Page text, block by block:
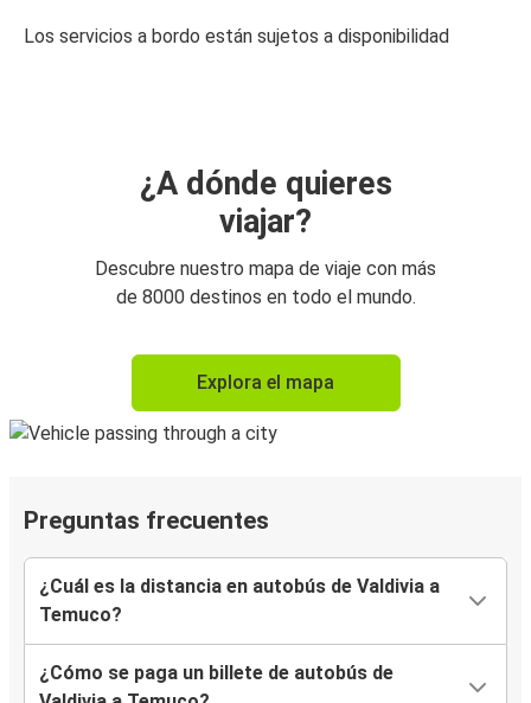
Los servicios a bordo están sujetos a disponibilidad
¿A dónde quieres
viajar?
Descubre nuestro mapa de viaje con más
de 8000 destinos en todo el mundo.
Explora el mapa
Preguntas frecuentes
¿Cuál es la distancia en autobús de Valdivia a
Temuco?
¿Cómo se paga un billete de autobús de